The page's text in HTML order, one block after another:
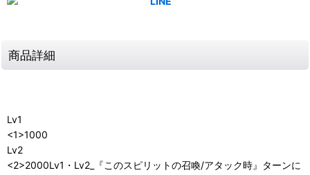
商品詳細
Lv1
<1>1000
Lv2
<2>2000Lv1・Lv2_『このスピリットの召喚/アタック時』ターンに